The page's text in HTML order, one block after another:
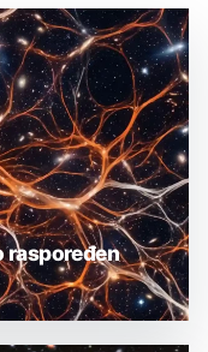
raspoređen